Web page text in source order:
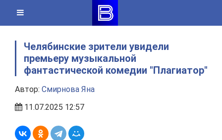
content
Челябинские зрители увидели
премьеру музыкальной
фантастической комедии "Плагиатор"
Автор: Смирнова Яна
11.07.2025 12:57